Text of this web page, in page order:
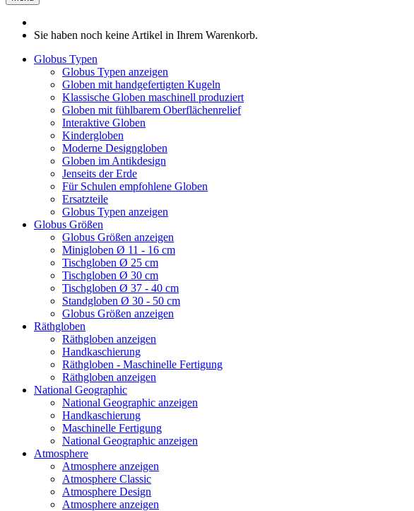
Sie haben noch keine Artikel in Ihrem Warenkorb.
Globus Typen
Globus Typen anzeigen
Globen mit handgefertigten Kugeln
Klassische Globen maschinell produziert
Globen mit fühlbarem Oberflächenrelief
Interaktive Globen
Kindergloben
Moderne Designgloben
Globen im Antikdesign
Jenseits der Erde
Für Schulen empfohlene Globen
Ersatzteile
Globus Typen anzeigen
Globus Größen
Globus Größen anzeigen
Minigloben Ø 11 - 16 cm
Tischgloben Ø 25 cm
Tischgloben Ø 30 cm
Tischgloben Ø 37 - 40 cm
Standgloben Ø 30 - 50 cm
Globus Größen anzeigen
Räthgloben
Räthgloben anzeigen
Handkaschierung
Räthgloben - Maschinelle Fertigung
Räthgloben anzeigen
National Geographic
National Geographic anzeigen
Handkaschierung
Maschinelle Fertigung
National Geographic anzeigen
Atmosphere
Atmosphere anzeigen
Atmosphere Classic
Atmosphere Design
Atmosphere anzeigen